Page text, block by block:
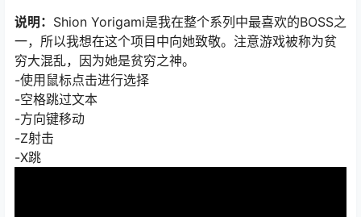
说明： Shion Yorigami是我在整个系列中最喜欢的BOSS之
一，所以我想在这个项目中向她致敬。注意游戏被称为贫
穷大混乱，因为她是贫穷之神。
-使用鼠标点击进行选择
-空格跳过文本
-方向键移动
-Z射击
-X跳